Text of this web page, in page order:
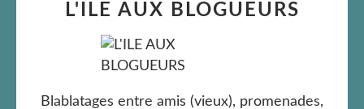
L'ILE AUX BLOGUEURS
Blablatages entre amis (vieux), promenades,